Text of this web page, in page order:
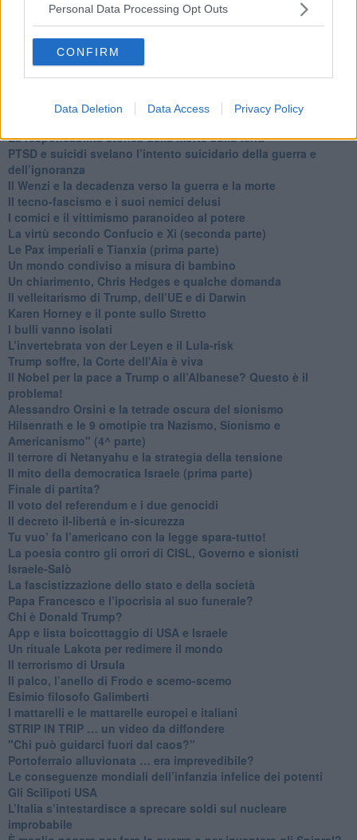
Personal Data Processing Opt Outs
CONFIRM
Data Deletion Data Access Privacy Policy
​La cleptocrazia e lo studio sociologico della propaganda di
guerra
​Uccidere per gioco: il cacciatore e chi vuole armarsi
​La Cop 30 di Belem giorno per giorno
La responsabilità storica della morte sulla terra
PTSD e suicidi svelano l’intento suicidario della guerra e
dell’ignoranza
Il Wenzi e la decadenza verso la guerra e la morte
​Il tecno-fascismo e i suoi nemici delusi
​I comici e il vittimismo paranoideo al potere
​La virtù secondo Confucio e Xi (seconda parte)
Le Pax imperiali e Tianxia (prima parte)
Un mondo condiviso a misura di bambino
​Un chiarimento, Chris Hedges e qualche domanda
Il velleitarismo di Trump, dell’UE e di Darwin
​Karen Horney e il ponte sullo Stretto
​I bulli vanno isolati
L’invertebrata von der Leyen e il Lula-risk
Trump soffre, la Corte dell'Aia è viva
​Il Nobel per la pace a Trump o all’Albanese? Questo è il
problema!
​Alessandro Orsini e la tetrade oscura del sionismo
​Hilsenrath e le 9 omotipie tra Nazismo, Sionismo e
Americanismo" (4^ parte)
​Il terrore di Netanyahu e la strategia della tensione
Il mito della democratica Israele (prima parte)
​Finale di partita?
​Il voto del referendum e i due genocidi
Il decreto il-libertà e in-sicurezza
Tu vuo’ fa l’americano con la legge spara-tutto!
La poesia contro gli orrori di CISL, Governo e sionisti
Israele-Salò
​La fascistizzazione dello stato e della società
Papa Francesco e l’ipocrisia al suo funerale?
​Chi è Donald Trump?
App e lista boicottaggio di USA e Israele
​Un rituale Lakota per redimere il mondo
Il terrorismo di Ursula
​Il palco, l’anello di Frodo e scemo-scemo
Esimio filosofo Galimberti
​I mattarelli e le mattarelle europei e italiani
​STRIP IN TRIP … un video da diffondere
"Chi può guidarci fuori dal caos?"
​Portoferraio alluvionata … era imprevedibile?
Le conseguenze mondiali dell’infanzia infelice dei potenti
​Gli Scilipoti USA
L’Italia s’intestardisce a sprecare soldi sul nucleare
improbabile